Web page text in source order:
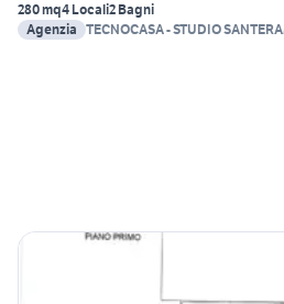
280 mq4 Locali2 Bagni
Agenzia TECNOCASA - STUDIO